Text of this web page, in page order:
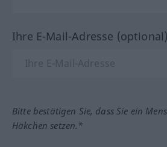
Ihre E-Mail-Adresse (optional)
Bitte bestätigen Sie, dass Sie ein
Häkchen setzen.*